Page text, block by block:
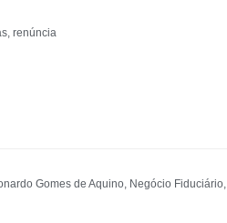
, renúncia
Gomes de Aquino, Negócio Fiduciário,